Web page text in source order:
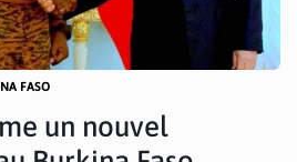
FASO
un nouvel